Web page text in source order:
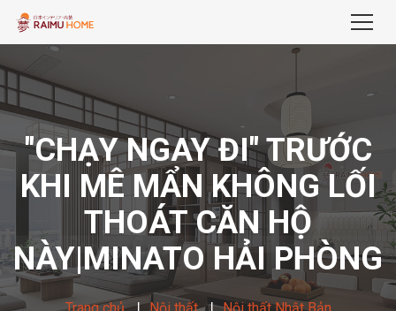
"CHẠY NGAY ĐI" TRƯỚC
KHI MÊ MẨN KHÔNG LỐI
THOÁT CĂN HỘ
NÀY|MINATO HẢI PHÒNG